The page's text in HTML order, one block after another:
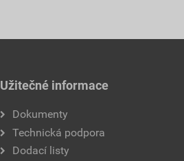
Užitečné informace
Dokumenty
Technická podpora
Dodací listy